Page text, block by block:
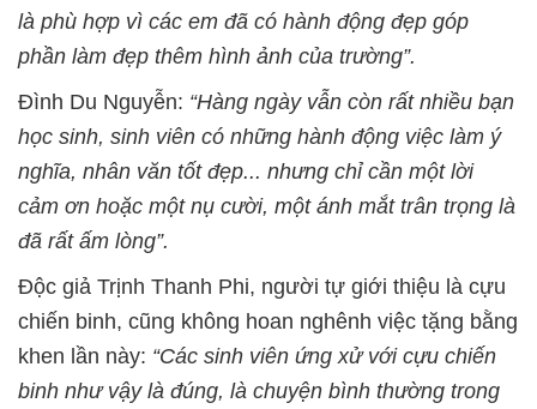
là phù hợp vì các em đã có hành động đẹp góp
phần làm đẹp thêm hình ảnh của trường”.
Đình Du Nguyễn: “Hàng ngày vẫn còn rất nhiều bạn
học sinh, sinh viên có những hành động việc làm ý
nghĩa, nhân văn tốt đẹp... nhưng chỉ cần một lời
cảm ơn hoặc một nụ cười, một ánh mắt trân trọng là
đã rất ấm lòng”.
Độc giả Trịnh Thanh Phi, người tự giới thiệu là cựu
chiến binh, cũng không hoan nghênh việc tặng bằng
khen lần này: “Các sinh viên ứng xử với cựu chiến
binh như vậy là đúng, là chuyện bình thường trong